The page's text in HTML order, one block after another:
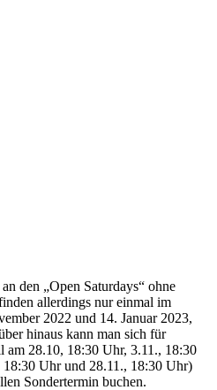
den „Open Saturdays“ ohne
allerdings nur einmal im
2022 und 14. Januar 2023,
hinaus kann man sich für
am 28.10, 18:30 Uhr, 3.11., 18:30
Uhr und 28.11., 18:30 Uhr)
Sondertermin buchen.